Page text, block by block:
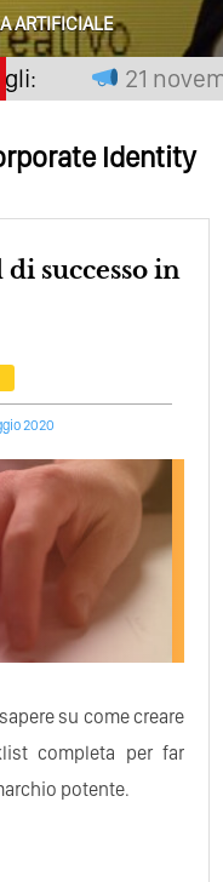
Contenuti Di Valore O
Il Mio Intervento Per
ARTIFICIALE
21
Identity
2020
su come creare
completa per far
potente.